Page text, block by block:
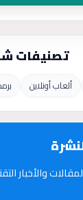
تصنيفات
ألعاب أونلاين
والأخبار